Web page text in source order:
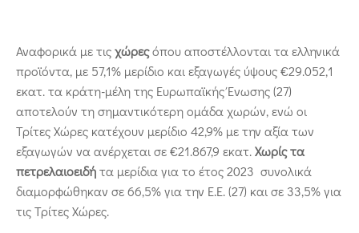
Αναφορικά με τιςχώρεςόπου αποστέλλονται τα ελληνικά
προϊόντα, με 57,1% μερίδιο και εξαγωγές ύψους €29.052,1
εκατ. τα κράτη-μέλη της Ευρωπαϊκής Ένωσης (27)
αποτελούν τη σημαντικότερη ομάδα χωρών, ενώ οι
Τρίτες Χώρες κατέχουν μερίδιο 42,9% με την αξία των
εξαγωγών να ανέρχεται σε €21.867,9 εκατ.Χωρίς τα
πετρελαιοειδήτα μερίδια για το έτος 2023 συνολικά
διαμορφώθηκαν σε 66,5% για την Ε.Ε. (27) και σε 33,5% για
τις Τρίτες Χώρες.